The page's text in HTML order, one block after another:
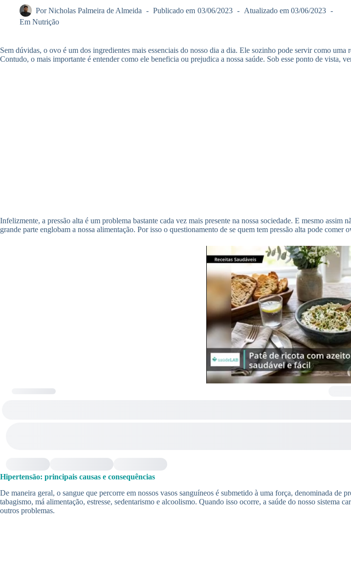
Por Nicholas Palmeira de Almeida Publicado em 03/06/2023 Atualizado em 03/06/2023
Em Nutrição
Sem dúvidas, o ovo é um dos ingredientes mais essenciais do nosso dia a dia. Ele sozinho pode servir como
Contudo, o mais importante é entender como ele beneficia ou prejudica a nossa saúde. Sob esse ponto de vista,
Infelizmente, a pressão alta é um problema bastante cada vez mais presente na nossa sociedade. E mesmo
grande parte englobam a nossa alimentação. Por isso o questionamento de se quem tem pressão alta pode comer
Hipertensão: principais causas e consequências
De maneira geral, o sangue que percorre em nossos vasos sanguíneos é submetido à uma força, denominada de
tabagismo, má alimentação, estresse, sedentarismo e alcoolismo. Quando isso ocorre, a saúde do nosso sistema
outros problemas.